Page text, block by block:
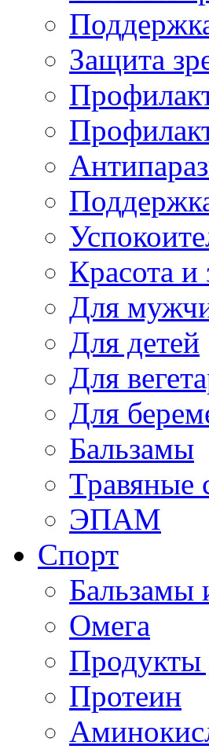
Защита
Красота
Для
Для детей
Для
Для
Бальзамы
Травяные
ЭПАМ
Спорт
Бальзамы
Омега
Продукты
Протеин